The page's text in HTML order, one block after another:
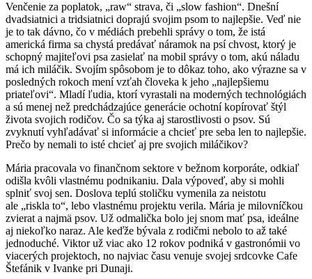
Venčenie za poplatok, „raw“ strava, či „slow fashion“. Dnešní
dvadsiatnici a tridsiatnici doprajú svojim psom to najlepšie. Veď nie
je to tak dávno, čo v médiách prebehli správy o tom, že istá
americká firma sa chystá predávať náramok na psí chvost, ktorý je
schopný majiteľovi psa zasielať na mobil správy o tom, akú náladu
má ich miláčik. Svojím spôsobom je to dôkaz toho, ako výrazne sa v
posledných rokoch mení vzťah človeka k jeho „najlepšiemu
priateľovi“. Mladí ľudia, ktorí vyrastali na moderných technológiách
a sú menej než predchádzajúce generácie ochotní kopírovať štýl
života svojich rodičov. Čo sa týka aj starostlivosti o psov. Sú
zvyknutí vyhľadávať si informácie a chcieť pre seba len to najlepšie.
Prečo by nemali to isté chcieť aj pre svojich miláčikov?
Mária pracovala vo finančnom sektore v bežnom korporáte, odkiaľ
odišla kvôli vlastnému podnikaniu. Dala výpoveď, aby si mohli
splniť svoj sen. Doslova teplú stoličku vymenila za neistotu
ale „riskla to“, lebo vlastnému projektu verila. Mária je milovníčkou
zvierat a najmä psov. Už odmalička bolo jej snom mať psa, ideálne
aj niekoľko naraz. Ale keďže bývala z rodičmi nebolo to až také
jednoduché. Viktor už viac ako 12 rokov podniká v gastronómii vo
viacerých projektoch, no najviac času venuje svojej srdcovke Cafe
Štefánik v Ivanke pri Dunaji.